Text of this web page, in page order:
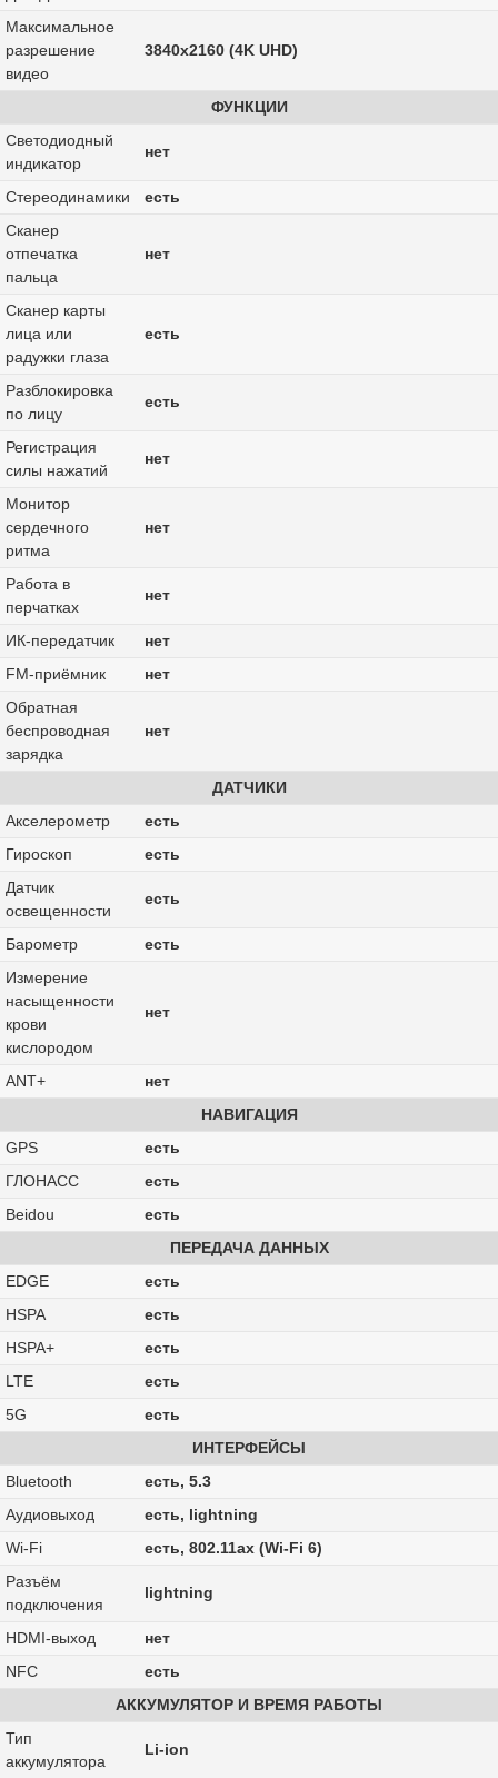
Максимальное
разрешение
видео
3840x2160 (4K UHD)
ФУНКЦИИ
Светодиодный
индикатор
нет
Стереодинамики
есть
Сканер
отпечатка
пальца
нет
Сканер карты
лица или
радужки глаза
есть
Разблокировка
по лицу
есть
Регистрация
силы нажатий
нет
Монитор
сердечного
ритма
нет
Работа в
перчатках
нет
ИК-передатчик
нет
FM-приёмник
нет
Обратная
беспроводная
зарядка
нет
ДАТЧИКИ
Акселерометр
есть
Гироскоп
есть
Датчик
освещенности
есть
Барометр
есть
Измерение
насыщенности
крови
кислородом
нет
ANT+
нет
НАВИГАЦИЯ
GPS
есть
ГЛОНАСС
есть
Beidou
есть
ПЕРЕДАЧА ДАННЫХ
EDGE
есть
HSPA
есть
HSPA+
есть
LTE
есть
5G
есть
ИНТЕРФЕЙСЫ
Bluetooth
есть, 5.3
Аудиовыход
есть, lightning
Wi-Fi
есть, 802.11ax (Wi-Fi 6)
Разъём
подключения
lightning
HDMI-выход
нет
NFC
есть
АККУМУЛЯТОР И ВРЕМЯ РАБОТЫ
Тип
аккумулятора
Li-ion